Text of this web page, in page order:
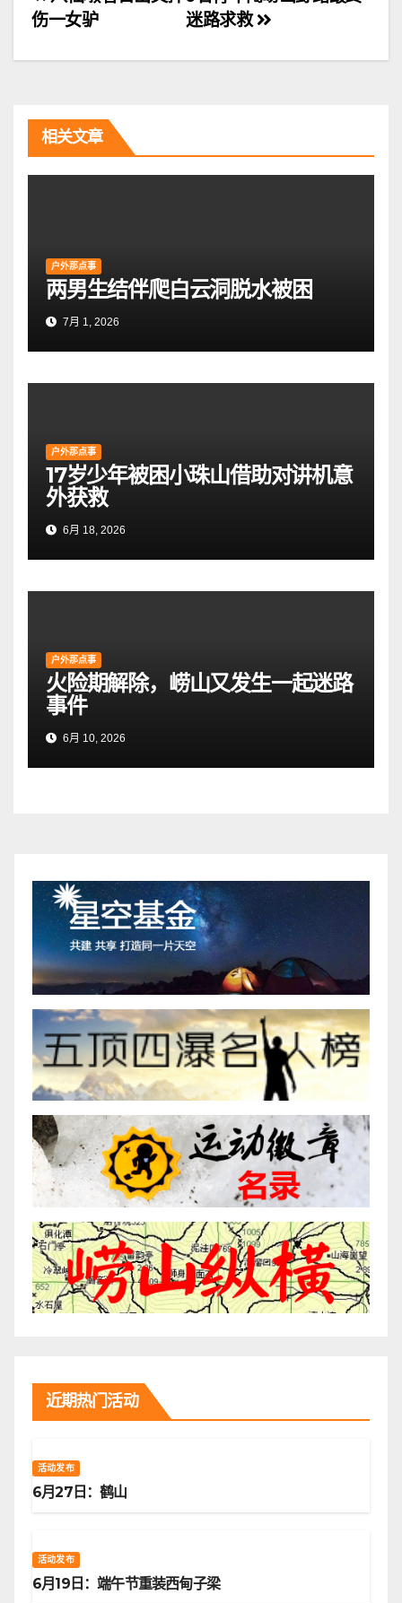
章
航
迷路求救
伤一女驴
相关文章
户外那点事
两男生结伴爬白云洞脱水被困
7月 1, 2026
户外那点事
17岁少年被困小珠山借助对讲机意
外获救
6月 18, 2026
户外那点事
火险期解除，崂山又发生一起迷路
事件
6月 10, 2026
近期热门活动
活动发布
6月27日：鹤山
活动发布
6月19日：端午节重装西甸子梁